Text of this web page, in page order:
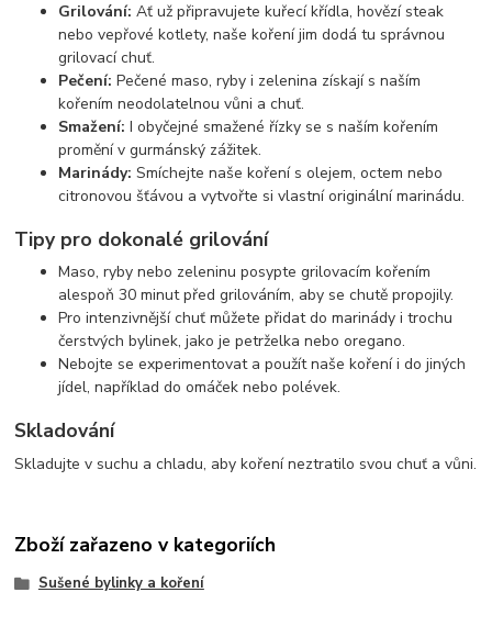
Grilování: Ať už připravujete kuřecí křídla, hovězí steak
nebo vepřové kotlety, naše koření jim dodá tu správnou
grilovací chuť.
Pečení: Pečené maso, ryby i zelenina získají s naším
kořením neodolatelnou vůni a chuť.
Smažení: I obyčejné smažené řízky se s naším kořením
promění v gurmánský zážitek.
Marinády: Smíchejte naše koření s olejem, octem nebo
citronovou šťávou a vytvořte si vlastní originální marinádu.
Tipy pro dokonalé grilování
Maso, ryby nebo zeleninu posypte grilovacím kořením
alespoň 30 minut před grilováním, aby se chutě propojily.
Pro intenzivnější chuť můžete přidat do marinády i trochu
čerstvých bylinek, jako je petrželka nebo oregano.
Nebojte se experimentovat a použít naše koření i do jiných
jídel, například do omáček nebo polévek.
Skladování
Skladujte v suchu a chladu, aby koření neztratilo svou chuť a vůni.
Zboží zařazeno v kategoriích
Sušené bylinky a koření